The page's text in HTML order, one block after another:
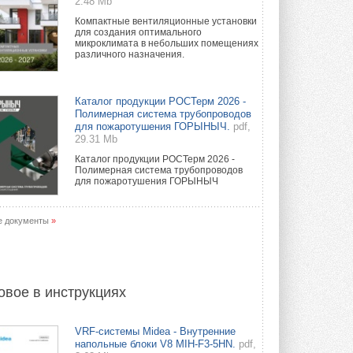
Компактные вентиляционные установки
для создания оптимального
микроклимата в небольших помещениях
различного назначения.
Каталог продукции РОСТерм 2026 -
Полимерная система трубопроводов
для пожаротушения ГОРЫНЫЧ.
pdf,
29.31 Mb
Каталог продукции РОСТерм 2026 -
Полимерная система трубопроводов
для пожаротушения ГОРЫНЫЧ
документы »
в инструкциях
VRF-системы Midea - Внутренние
напольные блоки V8 MIH-F3-5HN. pdf,